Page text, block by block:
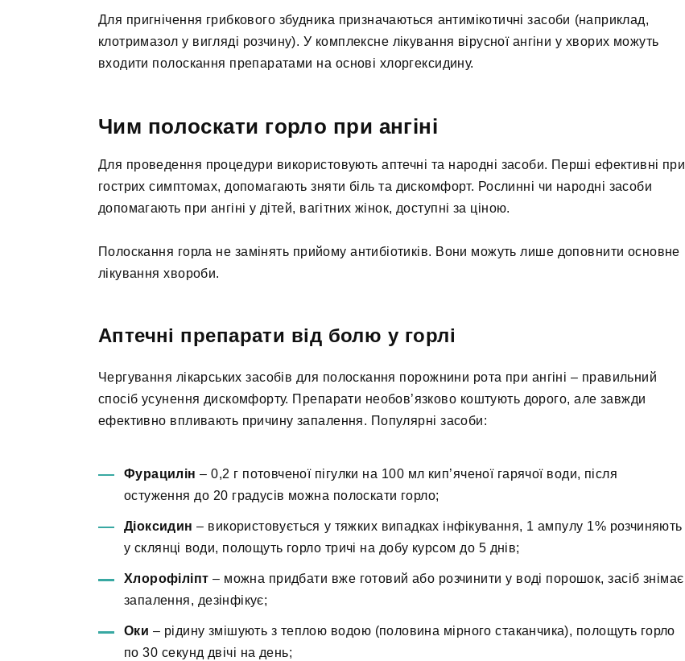
Для пригнічення грибкового збудника призначаються антимікотичні засоби (наприклад,
клотримазол у вигляді розчину). У комплексне лікування вірусної ангіни у хворих можуть
входити полоскання препаратами на основі хлоргексидину.
Чим полоскати горло при ангіні
Для проведення процедури використовують аптечні та народні засоби. Перші ефективні при
гострих симптомах, допомагають зняти біль та дискомфорт. Рослинні чи народні засоби
допомагають при ангіні у дітей, вагітних жінок, доступні за ціною.
Полоскання горла не замінять прийому антибіотиків. Вони можуть лише доповнити основне
лікування хвороби.
Аптечні препарати від болю у горлі
Чергування лікарських засобів для полоскання порожнини рота при ангіні – правильний
спосіб усунення дискомфорту. Препарати необов’язково коштують дорого, але завжди
ефективно впливають причину запалення. Популярні засоби:
Фурацилін – 0,2 г потовченої пігулки на 100 мл кип’яченої гарячої води, після
остуження до 20 градусів можна полоскати горло;
Діоксидин – використовується у тяжких випадках інфікування, 1 ампулу 1% розчиняють
у склянці води, полощуть горло тричі на добу курсом до 5 днів;
Хлорофіліпт – можна придбати вже готовий або розчинити у воді порошок, засіб знімає
запалення, дезінфікує;
Оки – рідину змішують з теплою водою (половина мірного стаканчика), полощуть горло
по 30 секунд двічі на день;